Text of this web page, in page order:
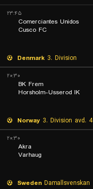
۲۳:۴۵
Comerciantes Unidos
Cusco FC
Denmark 3. Division
۲۰:۳۰
BK Frem
Horsholm-Usserod IK
Norway 3. Division avd. 4
۲۰:۳۰
Akra
Varhaug
Sweden Damallsvenskan